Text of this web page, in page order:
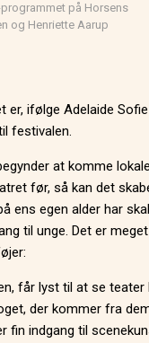
på Horsens
og Henriette Aarup
er, ifølge Adelaide Sofie
festivalen.
at komme
før, så kan det
ens egen alder har
til unge. Det er
får lyst til at se
der kommer fra
fin indgang til